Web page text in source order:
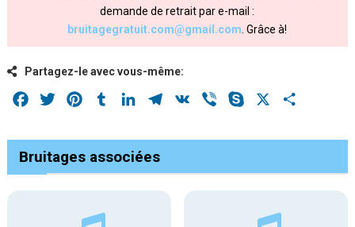
demande de retrait par e-mail :
bruitagegratuit.com@gmail.com . Grâce à!
Partagez-le avec vous-même:
Facebook
Twitter PinterestTumblrLinkedInTelegram
VK Viber Skype
Bruitages associées